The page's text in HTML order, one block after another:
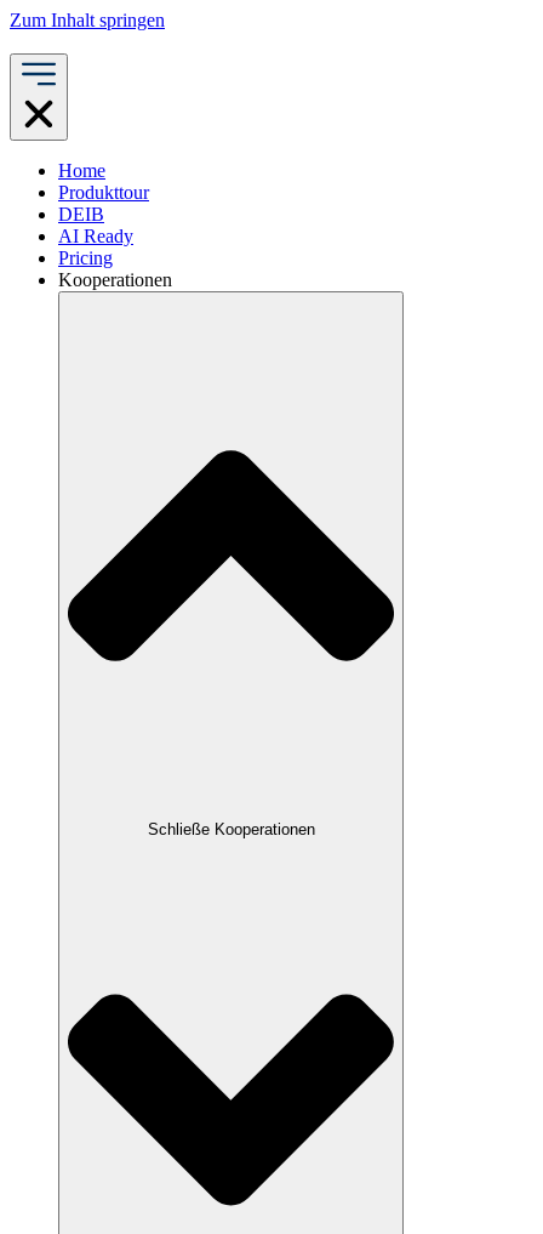
Zum Inhalt springen
Home
Produkttour
DEIB
AI Ready
Pricing
Kooperationen
Schließe Kooperationen